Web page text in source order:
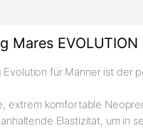
Mares
für Männer ist der
extrem komfortable
Elastizität, um in